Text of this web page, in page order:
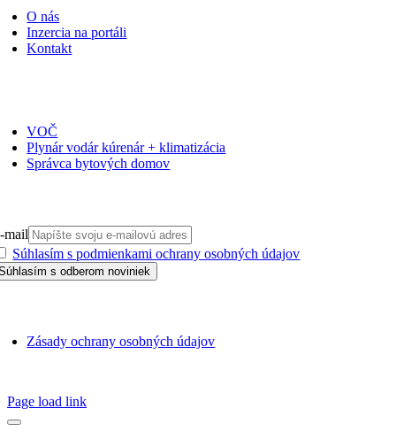
O nás
Inzercia na portáli
Kontakt
VOČ
Plynár vodár kúrenár + klimatizácia
Správca bytových domov
mail
Súhlasím s podmienkami ochrany osobných údajov
Zásady ochrany osobných údajov
Page load link